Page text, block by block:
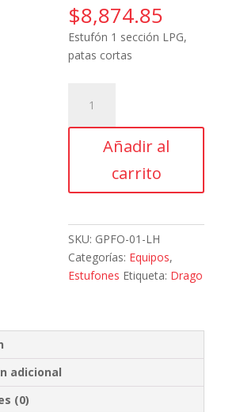
$8,874.85
Estufón 1 sección LPG,
patas cortas
GPFO-
01-
patas
cortas
cantidad
Añadir al
carrito
SKU: GPFO-01-LH
Categorías: Equipos,
Estufones Etiqueta: Drago
adicional
(0)